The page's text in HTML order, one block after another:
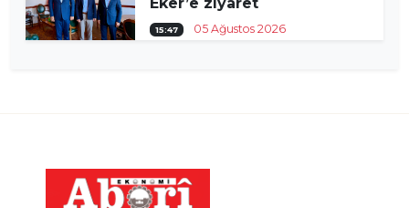
15:47 05 Ağustos 2026